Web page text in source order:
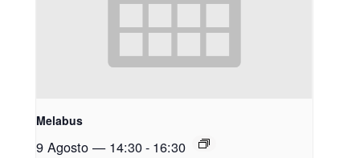
Melabus
9 Agosto — 14:30- 16:30